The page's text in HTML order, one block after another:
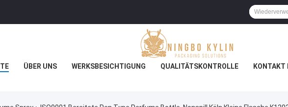
ÜBER UNS WERKSBESICHTIGUNG QUALITÄTSKONTROLLE KONTAKT